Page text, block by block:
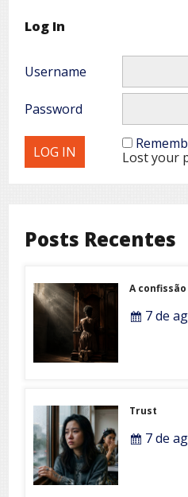
Log In
Username
Password
Lost your
Posts Recentes
A
7 de
Trust
7 de